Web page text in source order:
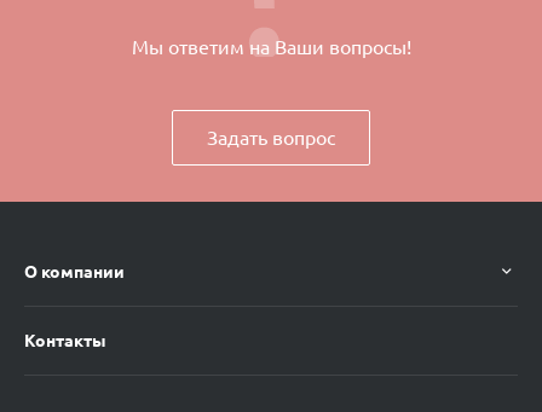
Мы ответим на Ваши вопросы!
Задать вопрос
О компании
Контакты